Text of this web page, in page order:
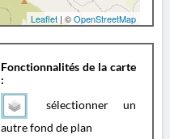
Leaflet | ©OpenStreetMap
Fonctionnalités de la carte
:
sélectionner un
autre fond de plan